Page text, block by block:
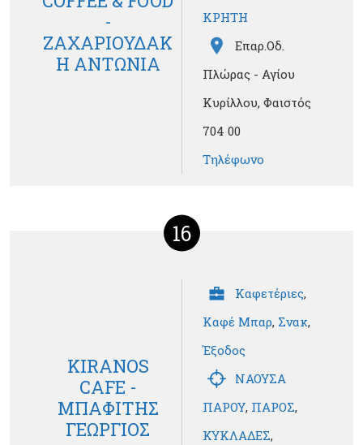
-
ΖΑΧΑΡΙΟΥΔΑΚ
Η ΑΝΤΩΝΙΑ
ΚΡΗΤΗ
Επαρ.Οδ.
Πλώρας - Αγίου
Κυρίλλου, Φαιστός
704 00
Τηλέφωνο
16
KIRANOS
CAFE -
ΜΠΑΦΙΤΗΣ
ΓΕΩΡΓΙΟΣ
Καφετέριες,
Καφέ Μπαρ, Σνακ,
Έξοδος
ΝΑΟΥΣΑ
ΠΑΡΟΥ, ΠΑΡΟΣ,
ΚΥΚΛΑΔΕΣ,